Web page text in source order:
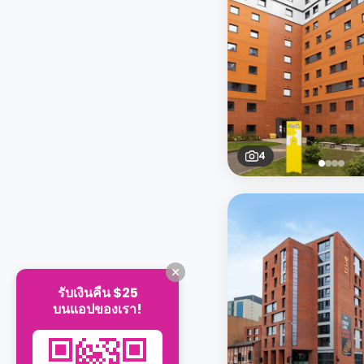
4
รับเงินคืน $25
บนแอปของเรา!